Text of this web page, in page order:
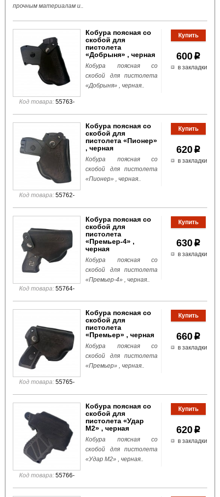
прочным материалам и..
600p
в закладки
Код товара: 55763-
Кобура поясная со
скобой для
пистолета
«Добрыня» , черная
Кобура поясная со
скобой для пистолета
«Добрыня» , черная..
620p
в закладки
Код товара: 55762-
Кобура поясная со
скобой для
пистолета «Пионер»
, черная
Кобура поясная со
скобой для пистолета
«Пионер» , черная..
630p
в закладки
Код товара: 55764-
Кобура поясная со
скобой для
пистолета
«Премьер-4» ,
черная
Кобура поясная со
скобой для пистолета
«Премьер-4» , черная..
660p
в закладки
Код товара: 55765-
Кобура поясная со
скобой для
пистолета
«Премьер» , черная
Кобура поясная со
скобой для пистолета
«Премьер» , черная..
620p
в закладки
Код товара: 55766-
Кобура поясная со
скобой для
пистолета «Удар
М2» , черная
Кобура поясная со
скобой для пистолета
«Удар М2» , черная..